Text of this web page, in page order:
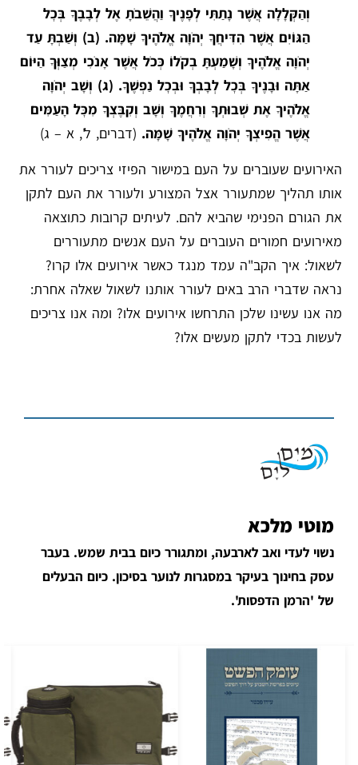
וְהַקְּלָלָה אֲשֶׁר נָתַתִּי לְפָנֶיךָ וַהֲשֵׁבֹתָ אֶל לְבָבֶךָ בְּכׇל
הַגּוֹיִם אֲשֶׁר הִדִּיחֲךָ יְהֹוָה אֱלֹהֶיךָ שָׁמָּה. (ב) וְשַׁבְתָּ עַד
יְהֹוָה אֱלֹהֶיךָ וְשָׁמַעְתָּ בְקֹלוֹ כְּכֹל אֲשֶׁר אָנֹכִי מְצַוְּךָ הַיּוֹם
אַתָּה וּבָנֶיךָ בְּכׇל לְבָבְךָ וּבְכׇל נַפְשֶׁךָ. (ג) וְשָׁב יְהֹוָה
אֱלֹהֶיךָ אֶת שְׁבוּתְךָ וְרִחֲמֶךָ וְשָׁב וְקִבֶּצְךָ מִכׇּל הָעַמִּים
אֲשֶׁר הֱפִיצְךָ יְהֹוָה אֱלֹהֶיךָ שָׁמָּה. (דברים, ל', א – ג)
האירועים שעוברים על העם במישור הפיזי צריכים לעורר את
אותו תהליך שמתעורר אצל המצורע ולעורר את העם לתקן
את הגורם הפנימי שהביא להם. לעיתים קרובות כתוצאה
מאירועים חמורים העוברים על העם אנשים מתעוררים
לשאול: איך הקב"ה עמד מנגד כאשר אירועים אלו קרו?
נראה שדברי הרב באים לעורר אותנו לשאול שאלה אחרת:
מה אנו עשינו שלכן התרחשו אירועים אלו? ומה אנו צריכים
לעשות בכדי לתקן מעשים אלו?
מוטי מלכא
נשוי לעדי ואב לארבעה, ומתגורר כיום בבית שמש. בעבר
עסק בחינוך בעיקר במסגרות לנוער בסיכון. כיום הבעלים
של 'הרמן הדפסות'.